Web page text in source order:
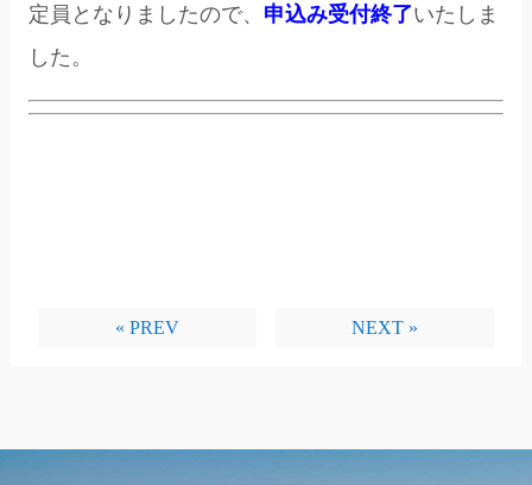
定員となりましたので、 申込み受付終了いたしま
した。
« PREV NEXT »